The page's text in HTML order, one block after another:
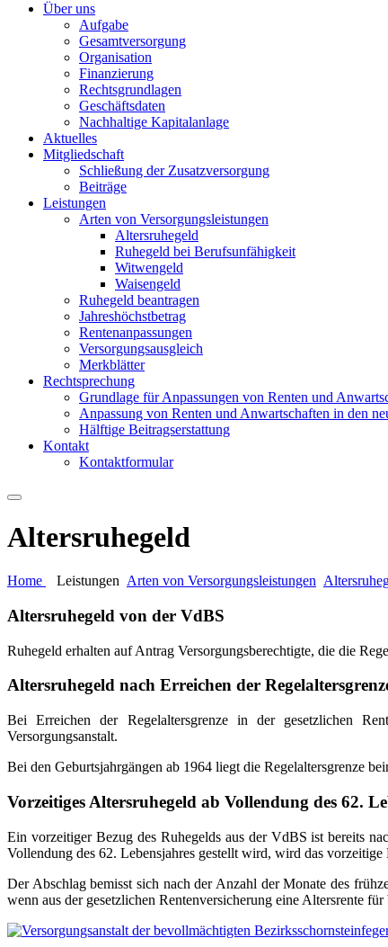
Über uns
Aufgabe
Gesamtversorgung
Organisation
Finanzierung
Rechtsgrundlagen
Geschäftsdaten
Nachhaltige Kapitalanlage
Aktuelles
Mitgliedschaft
Schließung der Zusatzversorgung
Beiträge
Leistungen
Arten von Versorgungsleistungen
Altersruhegeld
Ruhegeld bei Berufsunfähigkeit
Witwengeld
Waisengeld
Ruhegeld beantragen
Jahreshöchstbetrag
Rentenanpassungen
Versorgungsausgleich
Merkblätter
Rechtsprechung
Grundlage für Anpassungen von Renten und
Anpassung von Renten und Anwartschaften in den
Hälftige Beitragserstattung
Kontakt
Kontaktformular
Altersruhegeld
Home Leistungen Arten von Versorgungsleistungen
Altersruhegeld von der VdBS
Ruhegeld erhalten auf Antrag Versorgungsberechtigte, die die
Altersruhegeld nach Erreichen der
Bei Erreichen der Regelaltersgrenze in der gesetzlichen
Versorgungsanstalt.
Bei den Geburtsjahrgängen ab 1964 liegt die Regelaltersgrenze
Vorzeitiges Altersruhegeld ab Vollendung des 62.
Ein vorzeitiger Bezug des Ruhegelds aus der VdBS ist bereits
Vollendung des 62. Lebensjahres gestellt wird, wird das
Der Abschlag bemisst sich nach der Anzahl der Monate des
wenn aus der gesetzlichen Rentenversicherung eine Altersrente